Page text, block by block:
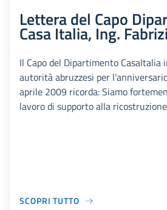
Lettera del Capo
Casa Italia, Ing.
Il Capo del Dipartimento CasaItalia
autorità abruzzesi per
aprile 2009 ricorda: Siamo
lavoro di supporto alla ricostruzione
SCOPRI TUTTO